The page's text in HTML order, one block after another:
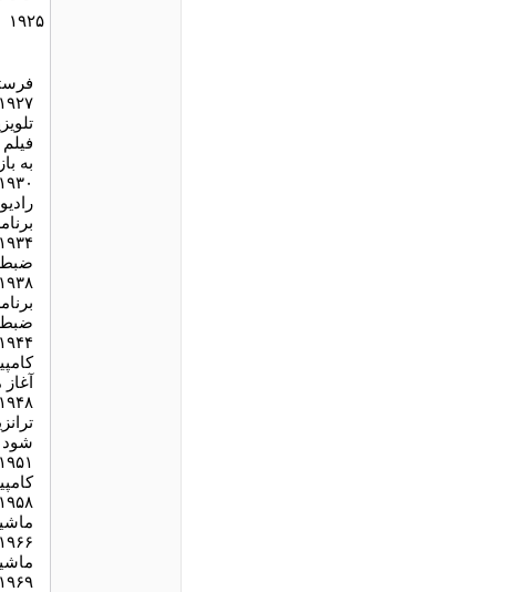
۱۹۲۵
۱۹۲۷
به
۱۹۳۰
۱۹۳۴
ضبط
۱۹۳۸
ضبط
۱۹۴۴
۱۹۴۸
شود
۱۹۵۱
۱۹۵۸
۱۹۶۶
۱۹۶۹